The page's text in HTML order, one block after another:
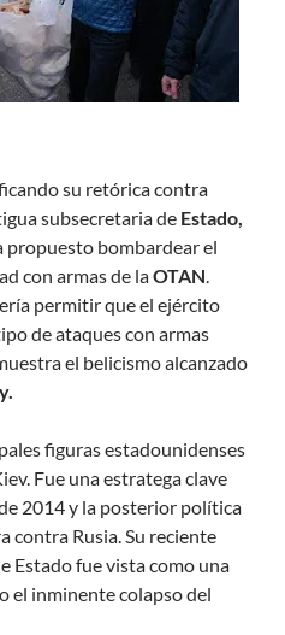
su retórica contra
subsecretaria de Estado,
propuesto bombardear el
con armas de laOTAN.
permitir que el ejército
de ataques con armas
el belicismo alcanzado
figuras estadounidenses
Fue una estratega clave
2014 y la posterior política
contra Rusia. Su reciente
Estado fue vista como una
el inminente colapso del